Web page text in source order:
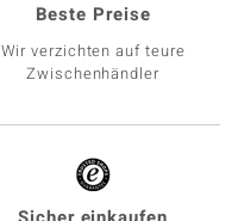
Beste Preise
Wir verzichten auf teure
Zwischenhändler